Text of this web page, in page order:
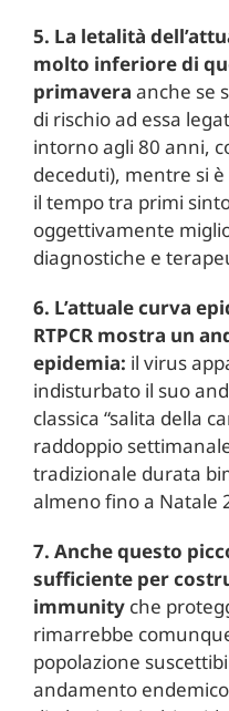
5. La letalità
molto inferiore di
primavera anche se
di rischio ad essa
intorno agli 80 anni,
deceduti), mentre si
il tempo tra primi
oggettivamente
diagnostiche e
6. L’attuale curva
RTPCR mostra un
epidemia: il virus
indisturbato il suo
classica “salita della
raddoppio
tradizionale durata
almeno fino a Natale
7. Anche questo
sufficiente per
immunityche
rimarrebbe
popolazione
andamento